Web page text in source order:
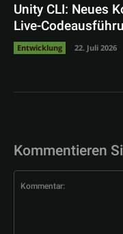
Unity CLI: Neues
Live-
Entwicklung 22. Juli 2026
Kommentieren